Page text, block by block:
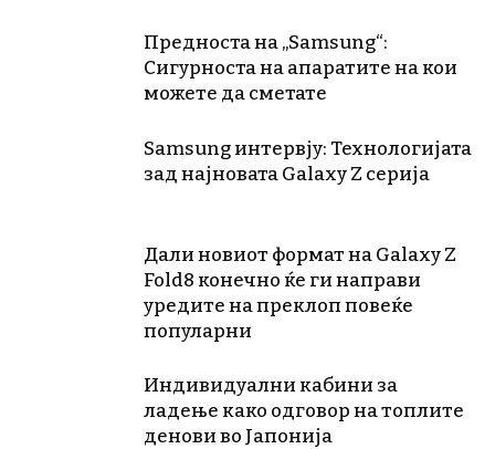
Предноста на „Samsung“:
Сигурноста на апаратите на кои
можете да сметате
Samsung интервју: Технологијата
зад најновата Galaxy Z серија
Дали новиот формат на Galaxy Z
Fold8 конечно ќе ги направи
уредите на преклоп повеќе
популарни
Индивидуални кабини за
ладење како одговор на топлите
денови во Јапонија